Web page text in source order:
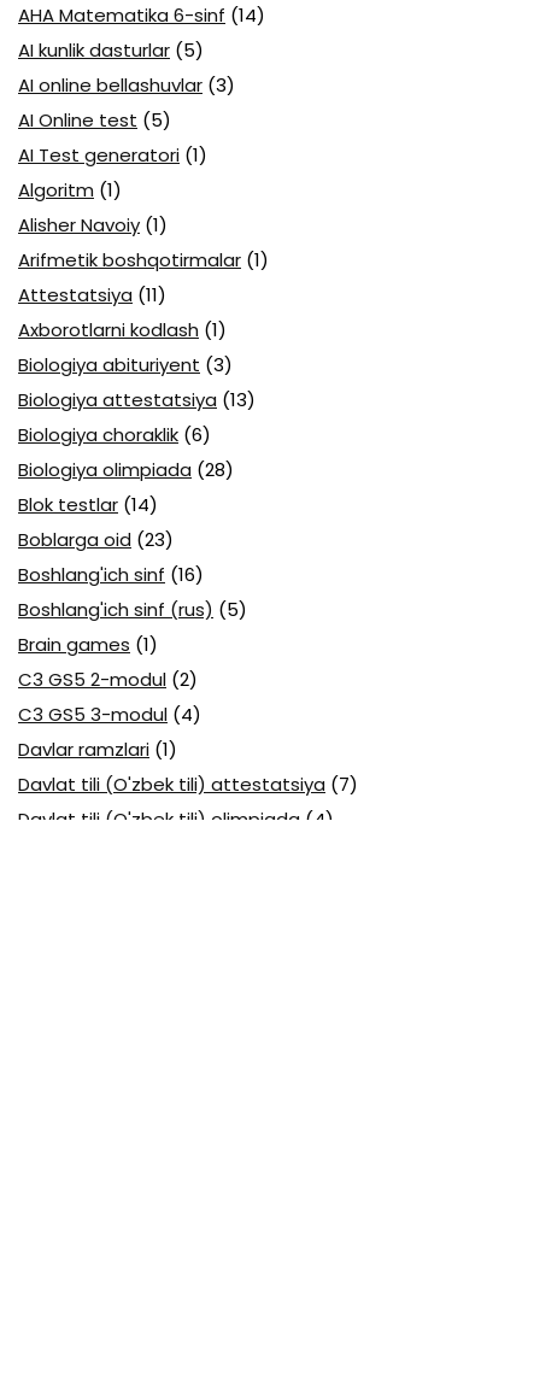
AHA Matematika 6-sinf (14)
AI kunlik dasturlar (5)
AI online bellashuvlar (3)
AI Online test (5)
AI Test generatori (1)
Algoritm (1)
Alisher Navoiy (1)
Arifmetik boshqotirmalar (1)
Attestatsiya (11)
Axborotlarni kodlash (1)
Biologiya abituriyent (3)
Biologiya attestatsiya (13)
Biologiya choraklik (6)
Biologiya olimpiada (28)
Blok testlar (14)
Boblarga oid (23)
Boshlang'ich sinf (16)
Boshlang'ich sinf (rus) (5)
Brain games (1)
C3 GS5 2-modul (2)
C3 GS5 3-modul (4)
Davlar ramzlari (1)
Davlat tili (O'zbek tili) attestatsiya (7)
Davlat tili (O'zbek tili) olimpiada (4)